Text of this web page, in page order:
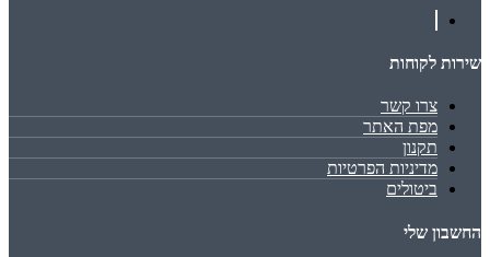
שירות לקוחות
צרו קשר
מפת האתר
תקנון
מדיניות הפרטיות
ביטולים
החשבון שלי